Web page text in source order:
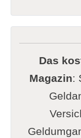
Das
Magazin: